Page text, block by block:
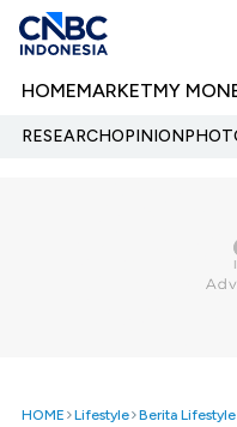
HOMEMARKETMY
RESEARCHOPINION
HOME Lifestyle Berita Lifestyle